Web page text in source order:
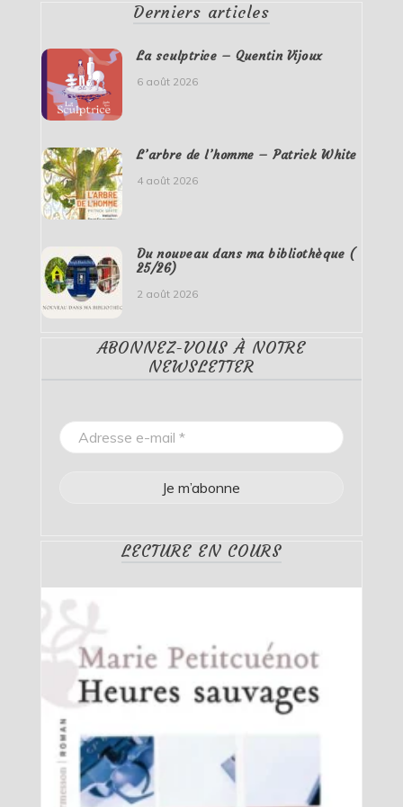
Derniers articles
La sculptrice – Quentin Vijoux
6 août 2026
L’arbre de l’homme – Patrick White
4 août 2026
Du nouveau dans ma bibliothèque (
25/26)
2 août 2026
ABONNEZ-VOUS À NOTRE
NEWSLETTER
LECTURE EN COURS